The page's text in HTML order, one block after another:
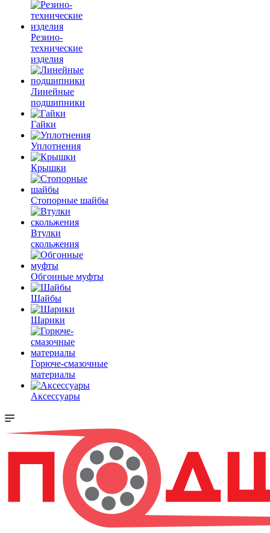
Резино-
технические
изделия
Линейные
подшипники
Гайки
Уплотнения
Крышки
Стопорные шайбы
Втулки
скольжения
Обгонные муфты
Шайбы
Шарики
Горюче-смазочные
материалы
Аксессуары